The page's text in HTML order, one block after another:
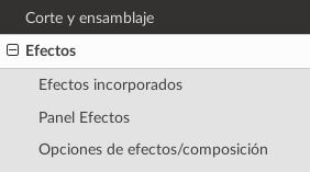
Corte y ensamblaje
Efectos
Efectos incorporados
Panel Efectos
Opciones de efectos/composición